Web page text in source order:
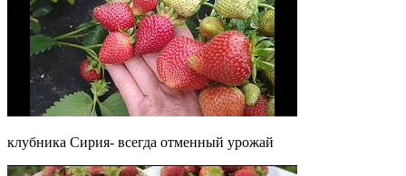
клубника Сирия- всегда отменный урожай